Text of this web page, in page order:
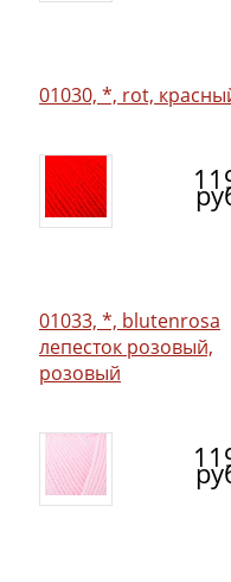
01030, *, rot,
01033, *, blutenrosa
лепесток розовый,
розовый